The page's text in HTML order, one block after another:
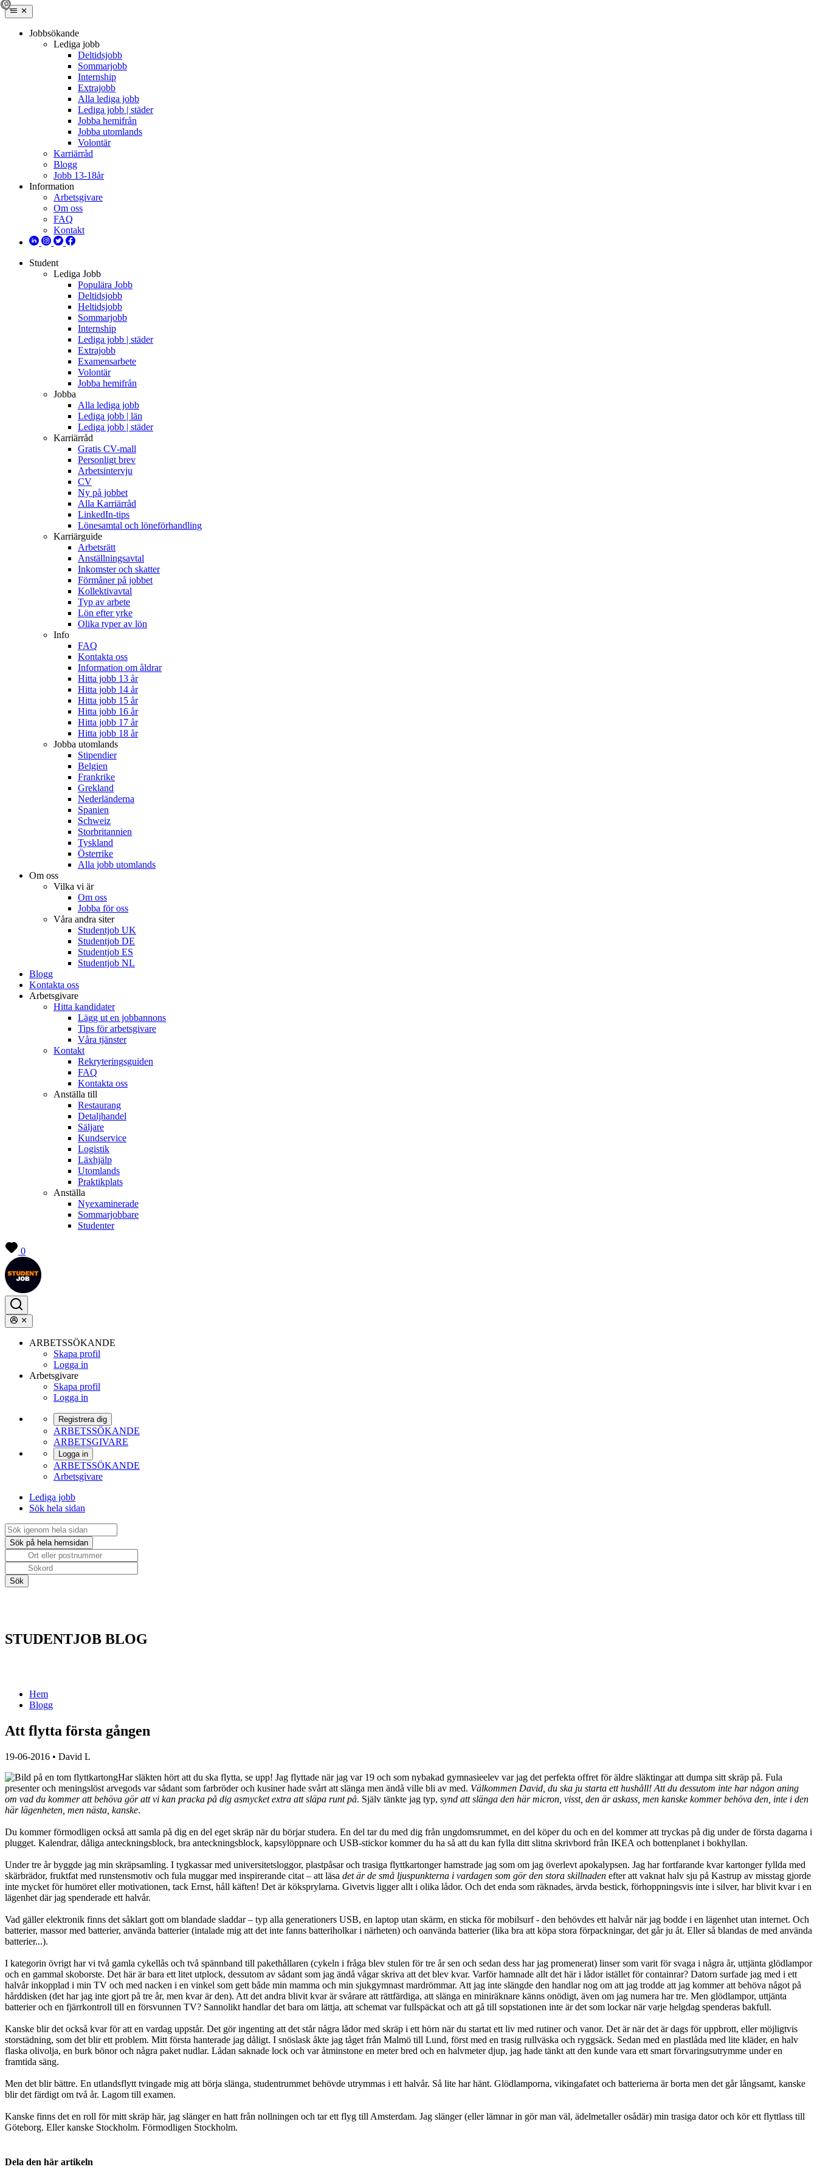
Jobbsökande
Lediga jobb
Deltidsjobb
Sommarjobb
Internship
Extrajobb
Alla lediga jobb
Lediga jobb | städer
Jobba hemifrån
Jobba utomlands
Volontär
Karriärråd
Blogg
Jobb 13-18år
Information
Arbetsgivare
Om oss
FAQ
Kontakt
Student
Lediga Jobb
Populära Jobb
Deltidsjobb
Heltidsjobb
Sommarjobb
Internship
Lediga jobb | städer
Extrajobb
Examensarbete
Volontär
Jobba hemifrån
Jobba
Alla lediga jobb
Lediga jobb | län
Lediga jobb | städer
Karriärråd
Gratis CV-mall
Personligt brev
Arbetsintervju
CV
Ny på jobbet
Alla Karriärråd
LinkedIn-tips
Lönesamtal och löneförhandling
Karriärguide
Arbetsrätt
Anställningsavtal
Inkomster och skatter
Förmåner på jobbet
Kollektivavtal
Typ av arbete
Lön efter yrke
Olika typer av lön
Info
FAQ
Kontakta oss
Information om åldrar
Hitta jobb 13 år
Hitta jobb 14 år
Hitta jobb 15 år
Hitta jobb 16 år
Hitta jobb 17 år
Hitta jobb 18 år
Jobba utomlands
Stipendier
Belgien
Frankrike
Grekland
Nederländerna
Spanien
Schweiz
Storbritannien
Tyskland
Österrike
Alla jobb utomlands
Om oss
Vilka vi är
Om oss
Jobba för oss
Våra andra siter
Studentjob UK
Studentjob DE
Studentjob ES
Studentjob NL
Blogg
Kontakta oss
Arbetsgivare
Hitta kandidater
Lägg ut en jobbannons
Tips för arbetsgivare
Våra tjänster
Kontakt
Rekryteringsguiden
FAQ
Kontakta oss
Anställa till
Restaurang
Detaljhandel
Säljare
Kundservice
Logistik
Läxhjälp
Utomlands
Praktikplats
Anställa
Nyexaminerade
Sommarjobbare
Studenter
0
ARBETSSÖKANDE
Skapa profil
Logga in
Arbetsgivare
Skapa profil
Logga in
Registrera dig
ARBETSSÖKANDE
ARBETSGIVARE
Logga in
ARBETSSÖKANDE
Arbetsgivare
Lediga jobb
Sök hela sidan
STUDENTJOB BLOG
Hem
Blogg
Att flytta första gången
19-06-2016 • David L
Har släkten hört att du ska flytta, se upp! Jag flyttade när jag var 19 och som nybakad gymnasieelev var jag det perfekta offret för äldre släktingar att dumpa sitt skräp på. Fula
presenter och meningslöst arvegods var sådant som farbröder och kusiner hade svårt att slänga men ändå ville bli av med. Välkommen David, du ska ju starta ett hushåll! Att du dessutom inte har någon aning
om vad du kommer att behöva gör att vi kan pracka på dig asmycket extra att släpa runt på. Själv tänkte jag typ, synd att slänga den här micron, visst, den är askass, men kanske kommer behöva den, inte i den
här lägenheten, men nästa, kanske.
Du kommer förmodligen också att samla på dig en del eget skräp när du börjar studera. En del tar du med dig från ungdomsrummet, en del köper du och en del kommer att tryckas på dig under de första dagarna i
plugget. Kalendrar, dåliga anteckningsblock, bra anteckningsblock, kapsylöppnare och USB-stickor kommer du ha så att du kan fylla ditt slitna skrivbord från IKEA och bottenplanet i bokhyllan.
Under tre år byggde jag min skräpsamling. I tygkassar med universitetsloggor, plastpåsar och trasiga flyttkartonger hamstrade jag som om jag överlevt apokalypsen. Jag har fortfarande kvar kartonger fyllda med
skärbrädor, fruktfat med runstensmotiv och fula muggar med inspirerande citat – att läsa det är de små ljuspunkterna i vardagen som gör den stora skillnaden efter att vaknat halv sju på Kastrup av misstag gjorde
inte mycket för humöret eller motivationen, tack Ernst, håll käften! Det är köksprylarna. Givetvis ligger allt i olika lådor. Och det enda som räknades, ärvda bestick, förhoppningsvis inte i silver, har blivit kvar i en
lägenhet där jag spenderade ett halvår.
Vad gäller elektronik finns det såklart gott om blandade sladdar – typ alla generationers USB, en laptop utan skärm, en sticka för mobilsurf - den behövdes ett halvår när jag bodde i en lägenhet utan internet. Och
batterier, massor med batterier, använda batterier (intalade mig att det inte fanns batteriholkar i närheten) och oanvända batterier (lika bra att köpa stora förpackningar, det går ju åt. Eller så blandas de med använda
batterier...).
I kategorin övrigt har vi två gamla cykellås och två spännband till pakethållaren (cykeln i fråga blev stulen för tre år sen och sedan dess har jag promenerat) linser som varit för svaga i några år, uttjänta glödlampor
och en gammal skoborste. Det här är bara ett litet utplock, dessutom av sådant som jag ändå vågar skriva att det blev kvar. Varför hamnade allt det här i lådor istället för containrar? Datorn surfade jag med i ett
halvår inkopplad i min TV och med nacken i en vinkel som gett både min mamma och min sjukgymnast mardrömmar. Att jag inte slängde den handlar nog om att jag trodde att jag kommer att behöva något på
hårddisken (det har jag inte gjort på tre år, men kvar är den). Att det andra blivit kvar är svårare att rättfärdiga, att slänga en miniräknare känns onödigt, även om jag numera har tre. Men glödlampor, uttjänta
batterier och en fjärrkontroll till en försvunnen TV? Sannolikt handlar det bara om lättja, att schemat var fullspäckat och att gå till sopstationen inte är det som lockar när varje helgdag spenderas bakfull.
Kanske blir det också kvar för att en vardag uppstår. Det gör ingenting att det står några lådor med skräp i ett hörn när du startat ett liv med rutiner och vanor. Det är när det är dags för uppbrott, eller möjligtvis
storstädning, som det blir ett problem. Mitt första hanterade jag dåligt. I snöslask åkte jag tåget från Malmö till Lund, först med en trasig rullväska och ryggsäck. Sedan med en plastlåda med lite kläder, en halv
flaska olivolja, en burk bönor och några paket nudlar. Lådan saknade lock och var åtminstone en meter bred och en halvmeter djup, jag hade tänkt att den kunde vara ett smart förvaringsutrymme under en
framtida säng.
Men det blir bättre. En utlandsflytt tvingade mig att börja slänga, studentrummet behövde utrymmas i ett halvår. Så lite har hänt. Glödlamporna, vikingafatet och batterierna är borta men det går långsamt, kanske
blir det färdigt om två år. Lagom till examen.
Kanske finns det en roll för mitt skräp här, jag slänger en hatt från nollningen och tar ett flyg till Amsterdam. Jag slänger (eller lämnar in gör man väl, ädelmetaller osådär) min trasiga dator och kör ett flyttlass till
Göteborg. Eller kanske Stockholm. Förmodligen Stockholm.
Dela den här artikeln